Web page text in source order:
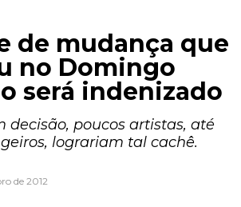
de mudança que
no Domingo
será indenizado
decisão, poucos artistas, até
lograriam tal cachê.
de 2012